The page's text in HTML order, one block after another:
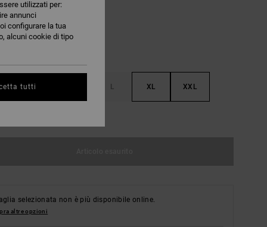
S L XL XXL
selezionata non è più disponibile online.
altre opzioni
utilizzati per:
annunci
configurare la tua
alcuni cookie di tipo
tutti